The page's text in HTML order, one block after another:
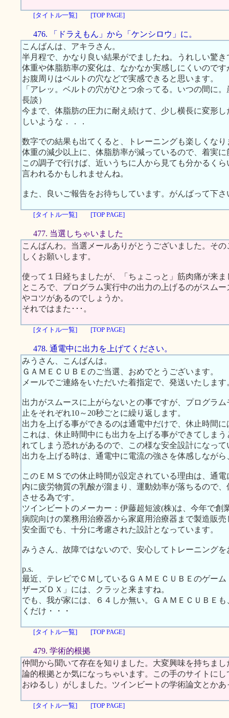
[タイトル一覧] [TOP PAGE]
476. 「ドラえもん」から「ケンシロウ」に。
こんばんは、アキラさん。
半月程で、かなり良い結果がでましたね。うれしい驚き
体重や体脂肪率の変化は、なかなか実感しにくいので
お腹周りはベルトの穴などで実感できると思います。
「アレッ。ベルトの穴がひとつ余ってる。いつの間に
長談）
今まで、体脂肪の圧力に耐え続けて、少し横長に変形
しいような．．．
数字での結果も出てくると、トレーニングも楽しくなり
体重の減少以上に、体脂肪率が減っているので、着実
この調子で行けば、近いうちに人から見ても分かるく
言われるかもしれませんね。
また、良いご報告をお待ちしています。がんばって下さ
[タイトル一覧] [TOP PAGE]
477. 当選しちゃいました
こんばんわ。当選メールありがとうございました。そ
しくお願いします。
使って１日経ちましたが、「ちょこっと」筋肉痛が来
ところで、プログラム実行中の出力の上げるのがスム
やコツがあるのでしょうか。
それではまた･･･。
[タイトル一覧] [TOP PAGE]
478. 通電中に出力を上げてください。
みうさん、こんばんは。
ＧＡＭＥＣＵＢＥのご当選、おめでとうございます。
メールでご連絡をいただいた着指定で、発送いたします
出力がスムースに上がらないとの事ですが、プログラ
止をそれぞれ10～20秒ごとに繰り返します。
出力を上げる事ができるのは通電中だけで、休止時間
これは、休止時間中にも出力を上げる事ができてしま
れてしまう恐れがあるので、この様な安全設計になって
出力を上げる時は、通電中に電流の強さを体感しなが
このＥＭＳでの休止時間が設定されている理由は、通
内に疲労物質の乳酸が溜まり、運動効率が落ちるので
させる為です。
ツインビートのメーカー：伊藤超短波(株)は、今年で創
病院向けの業務用治療器から家庭用治療器まで製造販
安全面でも、十分に考慮された設計となっています。
みうさん、故障ではないので、安心してトレーニング
p.s.
最近、テレビでＣＭしているＧＡＭＥＣＵＢＥのゲー
ザーズＤＸ」には、クラッと来ますね。
でも、我が家には、６４しか無い。ＧＡＭＥＣＵＢＥ
くだけ・・・
[タイトル一覧] [TOP PAGE]
479. 学術的根拠
仲間から聞いて存在を知りました。大変興味を持ちま
論的根拠とか気になっちゃいます。この手のサイトに
おゆるし）がしました。ツインビートの学術論文とか
[タイトル一覧] [TOP PAGE]